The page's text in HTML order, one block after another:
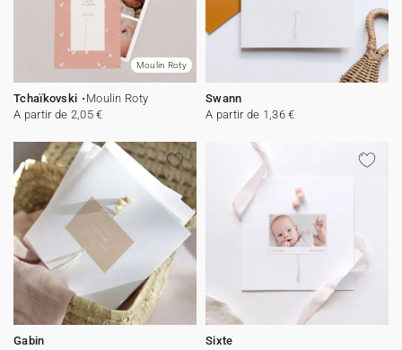
Moulin Roty
Tchaïkovski
Moulin Roty
A partir de 2,05 €
Swann
A partir de 1,36 €
Gabin
Sixte